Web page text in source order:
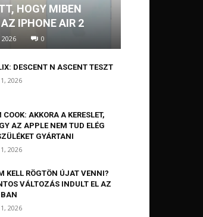
HOGY MIBEN
IPHONE AIR 2
0
DESCENT N ASCENT TESZT
2026
COOK: AKKORA A KERESLET,
AZ APPLE NEM TUD ELÉG
GYÁRTANI
2026
KELL RÖGTÖN ÚJAT VENNI?
VÁLTOZÁS INDULT EL AZ
2026